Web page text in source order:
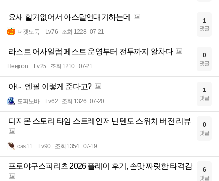
요새 할거없어서 아스달연대기하는데
너겟도둑 Lv.76 조회 1228 07-21
1
댓글
라스트 어사일럼 페스트 운영부터 전투까지 알차다
Heejoon Lv.25 조회 1210 07-21
0
댓글
아니 엔필 이렇게 준다고?
도퍼노바 Lv.62 조회 1326 07-20
1
댓글
디지몬 스토리 타임 스트레인저 닌텐도 스위치 버전 리뷰
cast11 Lv.90 조회 1354 07-19
0
댓글
프로야구스피리츠 2026 플레이 후기, 손맛 짜릿한 타격감 6
댓글